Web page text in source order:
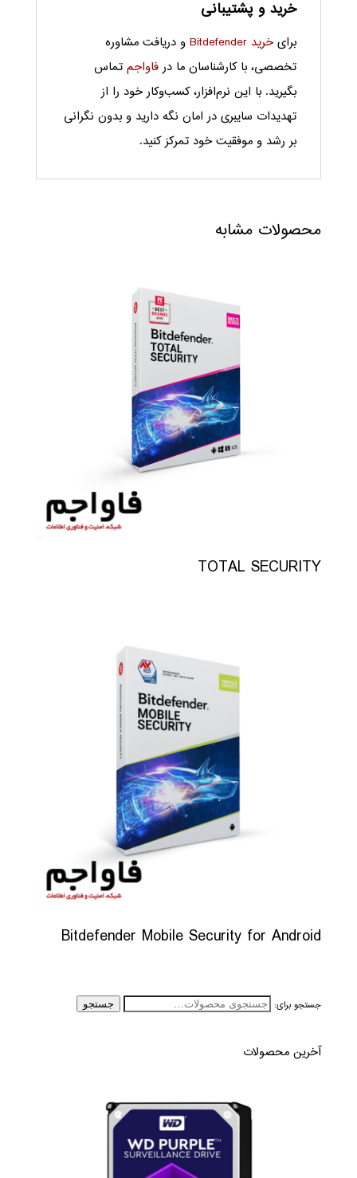
خرید و پشتیبانی
برای خرید Bitdefender
و دریافت مشاوره
تخصصی، با کارشناسان ما درفاواجمتماس
بگیرید. با این نرم‌افزار، کسب‌وکار خود را از
تهدیدات سایبری در امان نگه دارید و بدون نگرانی
بر رشد و موفقیت خود تمرکز کنید.
محصولات مشابه
TOTAL SECURITY
Bitdefender Mobile Security for Android
جستجو برای: جستجو
آخرین محصولات